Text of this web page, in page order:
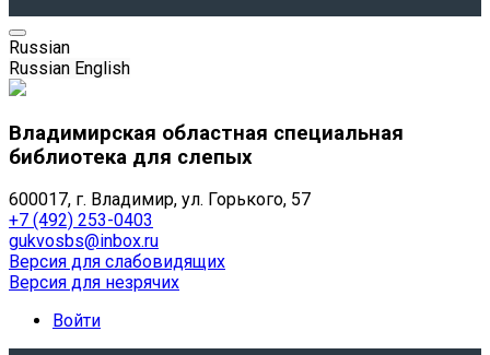
Russian
Russian English
Владимирская областная специальная
библиотека для слепых
600017, г. Владимир, ул. Горького, 57
+7 (492) 253-0403
gukvosbs@inbox.ru
Версия для слабовидящих
Версия для незрячих
Войти